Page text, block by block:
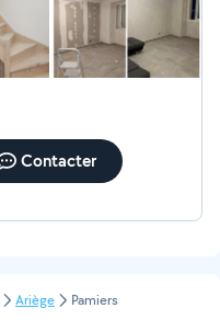
Contacter
Ariège Pamiers